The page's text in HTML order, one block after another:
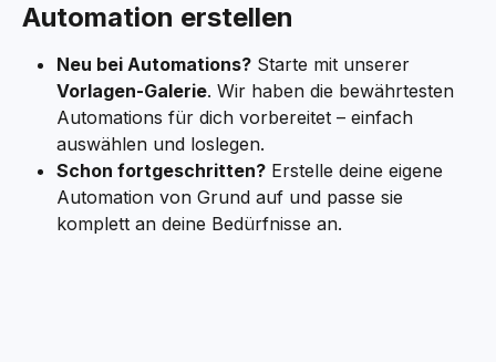
Automation erstellen
Neu bei Automations? Starte mit unserer
Vorlagen-Galerie. Wir haben die bewährtesten
Automations für dich vorbereitet – einfach
auswählen und loslegen.
Schon fortgeschritten? Erstelle deine eigene
Automation von Grund auf und passe sie
komplett an deine Bedürfnisse an.